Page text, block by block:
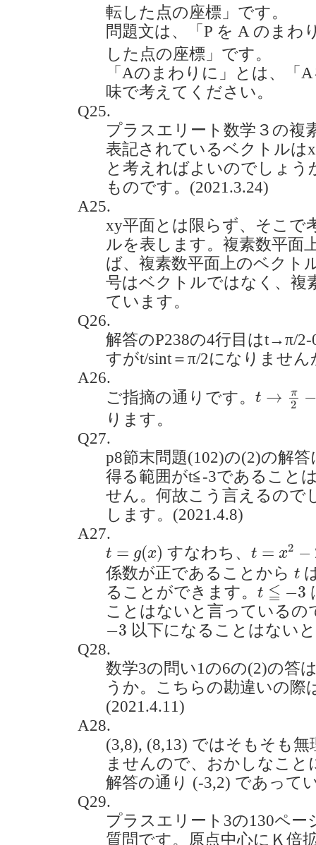
転した点の座標」です。
問題文は、「P を A のまわ
した点の座標」です。
「Aのまわりに」とは、「
味で考えてください。
Q25.
プラスエリート数学３の複
表記されているベクトルは
と考えればよいのでしょう
ものです。(2021.3.24)
A25.
xy平面とは限らず、そこで
ルを表します。複素数平面
ば、複素数平面上のベクト
号はベクトルではなく、複
ています。
Q26.
解答のP238の4行目はt→π/
すがt/sint＝π/2になりません
A26.
ご指摘の通りです。 t → π
2 −
t π 2−
ります。
Q27.
p8節末問題(102)の(2)の解
得る範囲がt≦-3であること
せん。何故こう言えるので
します。(2021.4.8)
A27.
t = g(x)
t ) すなわち、t = x2 −
t −2
係数が正であることから t
t
ることができます。 t ≦ −3
t≦−3
ことはないと言っているの
−3
−3 以下になることはない
Q28.
数学3の問い1の6の(2)の答
うか。こちらの勘違いの際
(2021.4.11)
A28.
(3,8), (8,13) ではそもそも
ませんので、おかしなこと
解答の通り (-3,2) であって
Q29.
プラスエリート3の130ペ
質問です。原点中心にＫ倍